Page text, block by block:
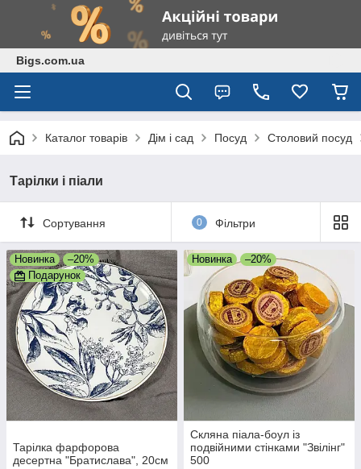
Bigs.com.ua
Каталог товарів Дім і сад Посуд Столовий посуд
Тарілки і піали
Сортування 0 Фільтри
Новинка
–20%
Подарунок
Тарілка фарфорова
десертна "Братислава", 20см
Новинка –20%
Скляна піала-боул із
подвійними стінками "Звілінг"
500